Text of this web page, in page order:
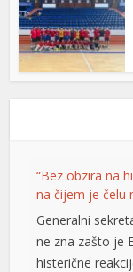
“Bez obzira na
na čijem je čelu
Generalni
ne zna zašto je
histerične